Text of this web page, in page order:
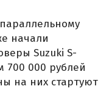
начали
Suzuki S-
700 000 рублей
на них стартуют